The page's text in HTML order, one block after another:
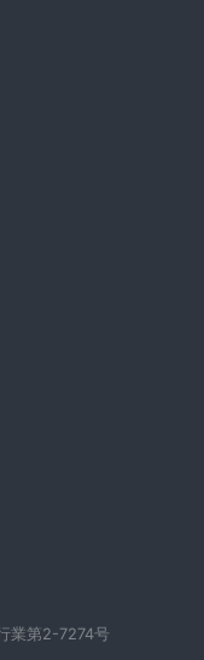
業第2-7274号